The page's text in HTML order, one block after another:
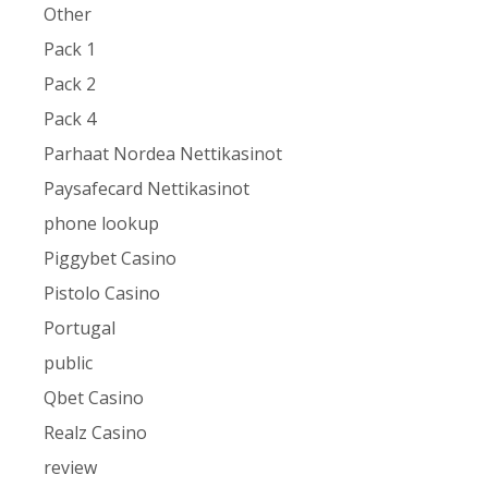
Other
Pack 1
Pack 2
Pack 4
Parhaat Nordea Nettikasinot
Paysafecard Nettikasinot
phone lookup
Piggybet Casino
Pistolo Casino
Portugal
public
Qbet Casino
Realz Casino
review